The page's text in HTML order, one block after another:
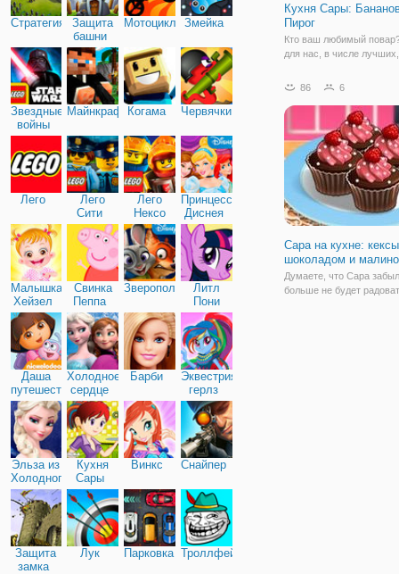
Стратегия
Защита
башни
МотоциклыЗмейка
Звездные
войны
Майнкрафт Когама Червячки
Лего
Лего
Сити
Лего
Нексо
Найтс
Принцессы
Диснея
Малышка
Хейзел
Свинка
Пеппа
Зверополис
Литл
Пони
Дружба
Даша
путешественница
Холодное
сердце
Барби
Эквестрия
герлз
Эльза из
Холодного
сердца
Кухня
Сары
Винкс Снайпер
Защита
замка
Лук Парковка Троллфейс
Кухня Сары:
Пирог
Кто ваш любимый
для нас, в числе
не знает рецептов.
Банановый пирог,
можете научиться
аркаде онлайн
86 6
Сара на кухне:
шоколадом и
Думаете, что Сара
больше не будет